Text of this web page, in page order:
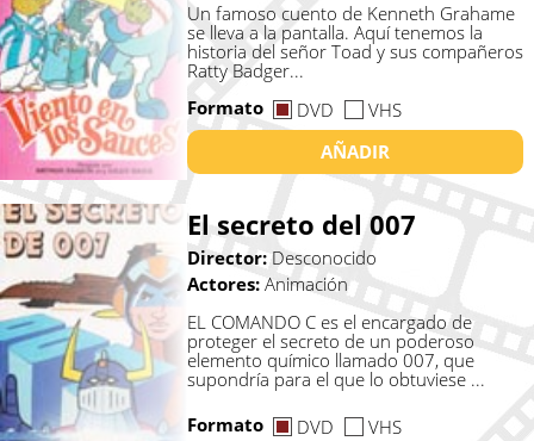
Un famoso cuento de Kenneth Grahame
se lleva a la pantalla. Aquí tenemos la
historia del señor Toad y sus compañeros
Ratty Badger...
Formato
DVD
VHS
AÑADIR
El secreto del 007
Director: Desconocido
Actores: Animación
EL COMANDO C es el encargado de
proteger el secreto de un poderoso
elemento químico llamado 007, que
supondría para el que lo obtuviese ...
Formato
DVD
VHS